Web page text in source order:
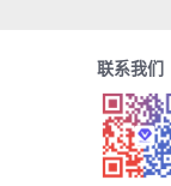
联系我们